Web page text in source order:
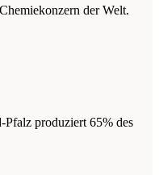
der Welt.
Pfalz produziert 65% des